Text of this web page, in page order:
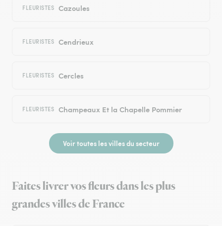
FLEURISTES Cazoules
FLEURISTES Cendrieux
FLEURISTES Cercles
FLEURISTES Champeaux Et la Chapelle Pommier
Voir toutes les villes du secteur
Faites livrer vos fleurs dans les plus
grandes villes de France